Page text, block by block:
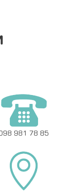
981 78 85